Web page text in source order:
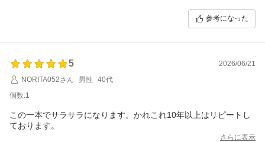
参考になった
5
2026/06/21
NORITA052さん
男性
40代
個数:1
この一本でサラサラになります。かれこれ10年以上はリピートし
ております。
さらに表示